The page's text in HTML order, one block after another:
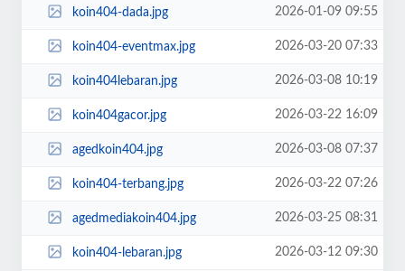
koin404-dada.jpg 2026-01-09 09:55
koin404-eventmax.jpg 2026-03-20 07:33
koin404lebaran.jpg 2026-03-08 10:19
koin404gacor.jpg 2026-03-22 16:09
agedkoin404.jpg 2026-03-08 07:37
koin404-terbang.jpg 2026-03-22 07:26
agedmediakoin404.jpg 2026-03-25 08:31
koin404-lebaran.jpg 2026-03-12 09:30